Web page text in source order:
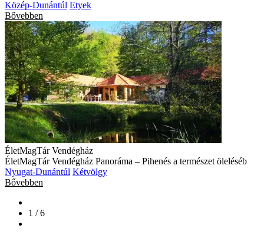
Közép-Dunántúl Etyek
Bővebben
ÉletMagTár Vendégház
ÉletMagTár Vendégház Panoráma – Pihenés a természet öleléséb
Nyugat-Dunántúl Kétvölgy
Bővebben
1 / 6